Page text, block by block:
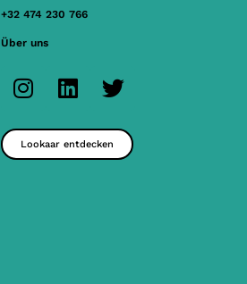
+32 474 230 766
Über uns
Lookaar entdecken